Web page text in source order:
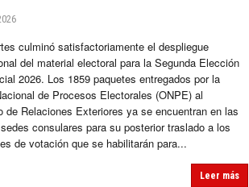
culminó satisfactoriamente el despliegue
del material electoral para la Segunda Elección
2026. Los 1859 paquetes entregados por la
de Procesos Electorales (ONPE) al
de Relaciones Exteriores ya se encuentran en las
consulares para su posterior traslado a los
de votación que se habilitarán para...
Leer más